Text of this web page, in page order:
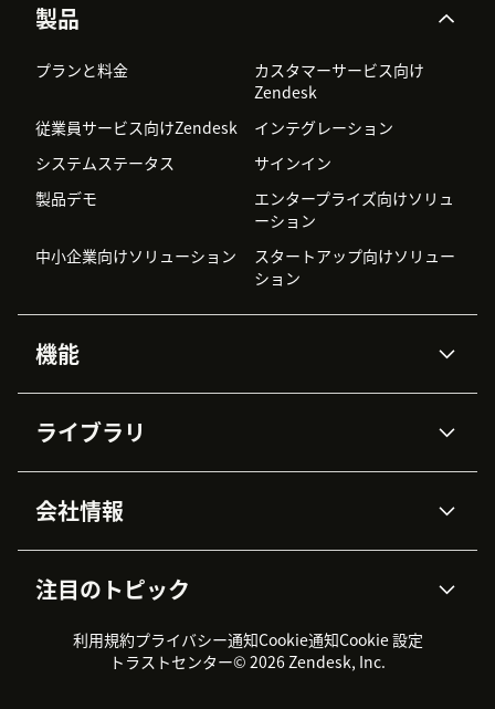
製品
プランと料金
カスタマーサービス向け
Zendesk
従業員サービス向けZendesk
インテグレーション
システムステータス
サインイン
製品デモ
エンタープライズ向けソリュ
ーション
中小企業向けソリューション
スタートアップ向けソリュー
ション
機能
Zendesk AI
高度なデータプライバシーと
データ保護
ナレッジベース
ワークフォースマネジメント
カスタマーポータル
ライブラリ
APIと開発者向け情報
AI研究
イベント情報
導入事例
トライアル体験とFAQ
会社情報
採用情報
インクルージョン＆ビロンギ
サステナビリティレポート
Zendesk Foundation
注目のトピック
CX Trends 2026
製品のアップデート情報
カスタマーサポートツール
ヘルプデスク向けチケット管
利用規約プライバシー通知Cookie通知Cookie 設定
トラストセンター© 2026 Zendesk, Inc.